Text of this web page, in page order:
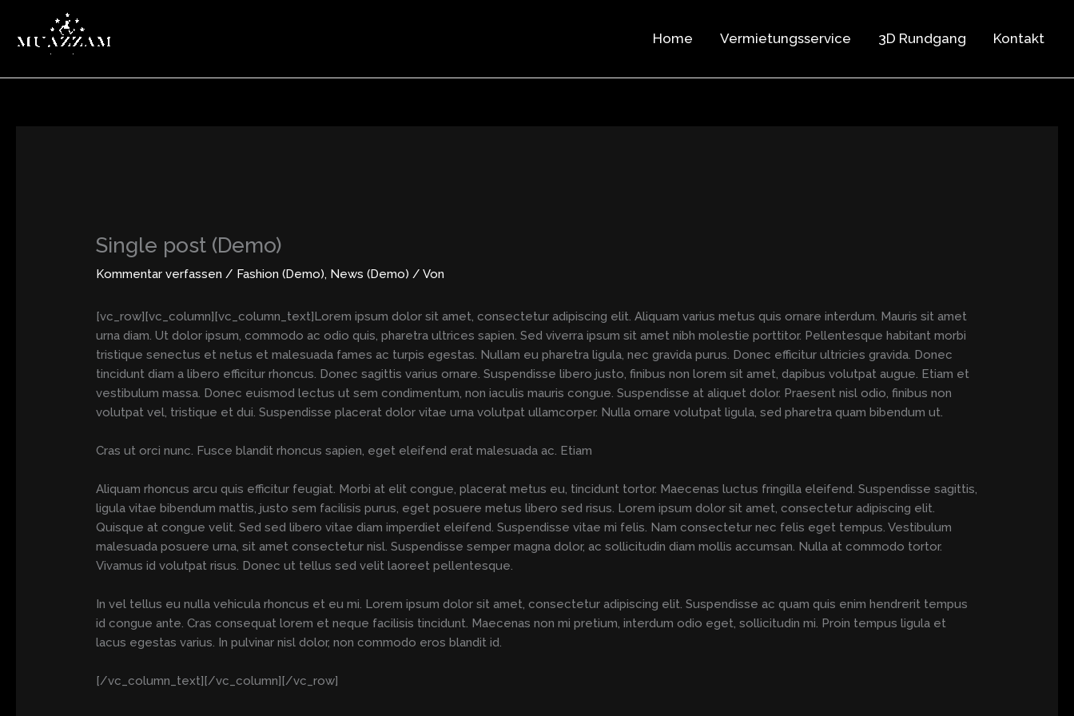
springen
Home Vermietungsservice 3D Rundgang Kontakt
Single post (Demo)
Kommentar verfassen / Fashion (Demo), News (Demo) / Von
[vc_row][vc_column][vc_column_text]Lorem ipsum dolor sit amet, consectetur adipiscing elit. Aliquam varius metus quis ornare interdum. Mauris sit amet
urna diam. Ut dolor ipsum, commodo ac odio quis, pharetra ultrices sapien. Sed viverra ipsum sit amet nibh molestie porttitor. Pellentesque habitant morbi
tristique senectus et netus et malesuada fames ac turpis egestas. Nullam eu pharetra ligula, nec gravida purus. Donec efficitur ultricies gravida. Donec
tincidunt diam a libero efficitur rhoncus. Donec sagittis varius ornare. Suspendisse libero justo, finibus non lorem sit amet, dapibus volutpat augue. Etiam et
vestibulum massa. Donec euismod lectus ut sem condimentum, non iaculis mauris congue. Suspendisse at aliquet dolor. Praesent nisl odio, finibus non
volutpat vel, tristique et dui. Suspendisse placerat dolor vitae urna volutpat ullamcorper. Nulla ornare volutpat ligula, sed pharetra quam bibendum ut.
Cras ut orci nunc. Fusce blandit rhoncus sapien, eget eleifend erat malesuada ac. Etiam
Aliquam rhoncus arcu quis efficitur feugiat. Morbi at elit congue, placerat metus eu, tincidunt tortor. Maecenas luctus fringilla eleifend. Suspendisse sagittis,
ligula vitae bibendum mattis, justo sem facilisis purus, eget posuere metus libero sed risus. Lorem ipsum dolor sit amet, consectetur adipiscing elit.
Quisque at congue velit. Sed sed libero vitae diam imperdiet eleifend. Suspendisse vitae mi felis. Nam consectetur nec felis eget tempus. Vestibulum
malesuada posuere urna, sit amet consectetur nisl. Suspendisse semper magna dolor, ac sollicitudin diam mollis accumsan. Nulla at commodo tortor.
Vivamus id volutpat risus. Donec ut tellus sed velit laoreet pellentesque.
In vel tellus eu nulla vehicula rhoncus et eu mi. Lorem ipsum dolor sit amet, consectetur adipiscing elit. Suspendisse ac quam quis enim hendrerit tempus
id congue ante. Cras consequat lorem et neque facilisis tincidunt. Maecenas non mi pretium, interdum odio eget, sollicitudin mi. Proin tempus ligula et
lacus egestas varius. In pulvinar nisl dolor, non commodo eros blandit id.
[/vc_column_text][/vc_column][/vc_row]